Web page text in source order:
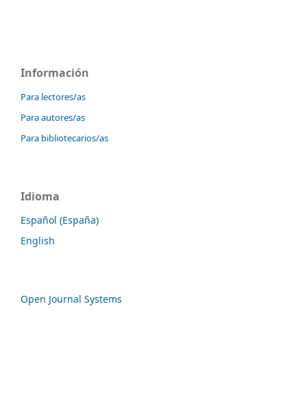
Información
Para lectores/as
Para autores/as
Para bibliotecarios/as
Idioma
Español (España)
English
Open Journal Systems